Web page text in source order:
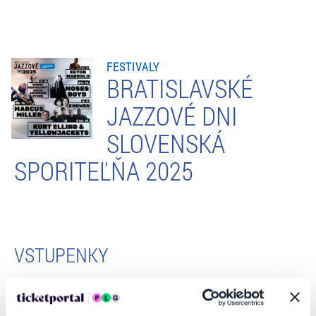
FESTIVALY
BRATISLAVSKÉ
JAZZOVÉ DNI
SLOVENSKÁ
SPORITEĽŇA 2025
VSTUPENKY